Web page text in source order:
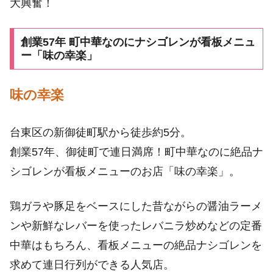
大興奮！
創業57年 町中華なのにナシゴレンが看板メニュ
ー「味の幸楽」
味の幸楽
台東区の新御徒町駅から徒歩約5分。
創業57年、御徒町で連日満席！町中華なのに絶品ナ
シゴレンが看板メニューのお店「味の幸楽」。
鶏ガラや豚足をベースにした昔ながらの醤油ラーメ
ンや新鮮なレバーを使ったレバニラ炒めなどの定番
中華はもちろん、看板メニューの絶品ナシゴレンを
求めて連日行列ができる人気店。